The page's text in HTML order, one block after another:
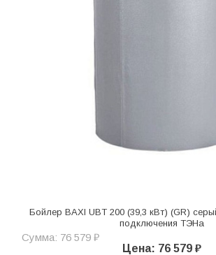
Бойлер BAXI UBT 200 (39,3 кВт) (GR)
подключения ТЭНа
Сумма: 76 579 ₽
Цена: 76 579 ₽